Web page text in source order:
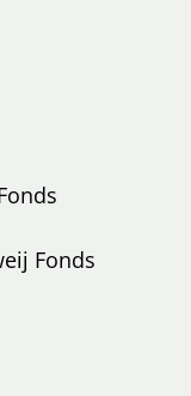
Fonds